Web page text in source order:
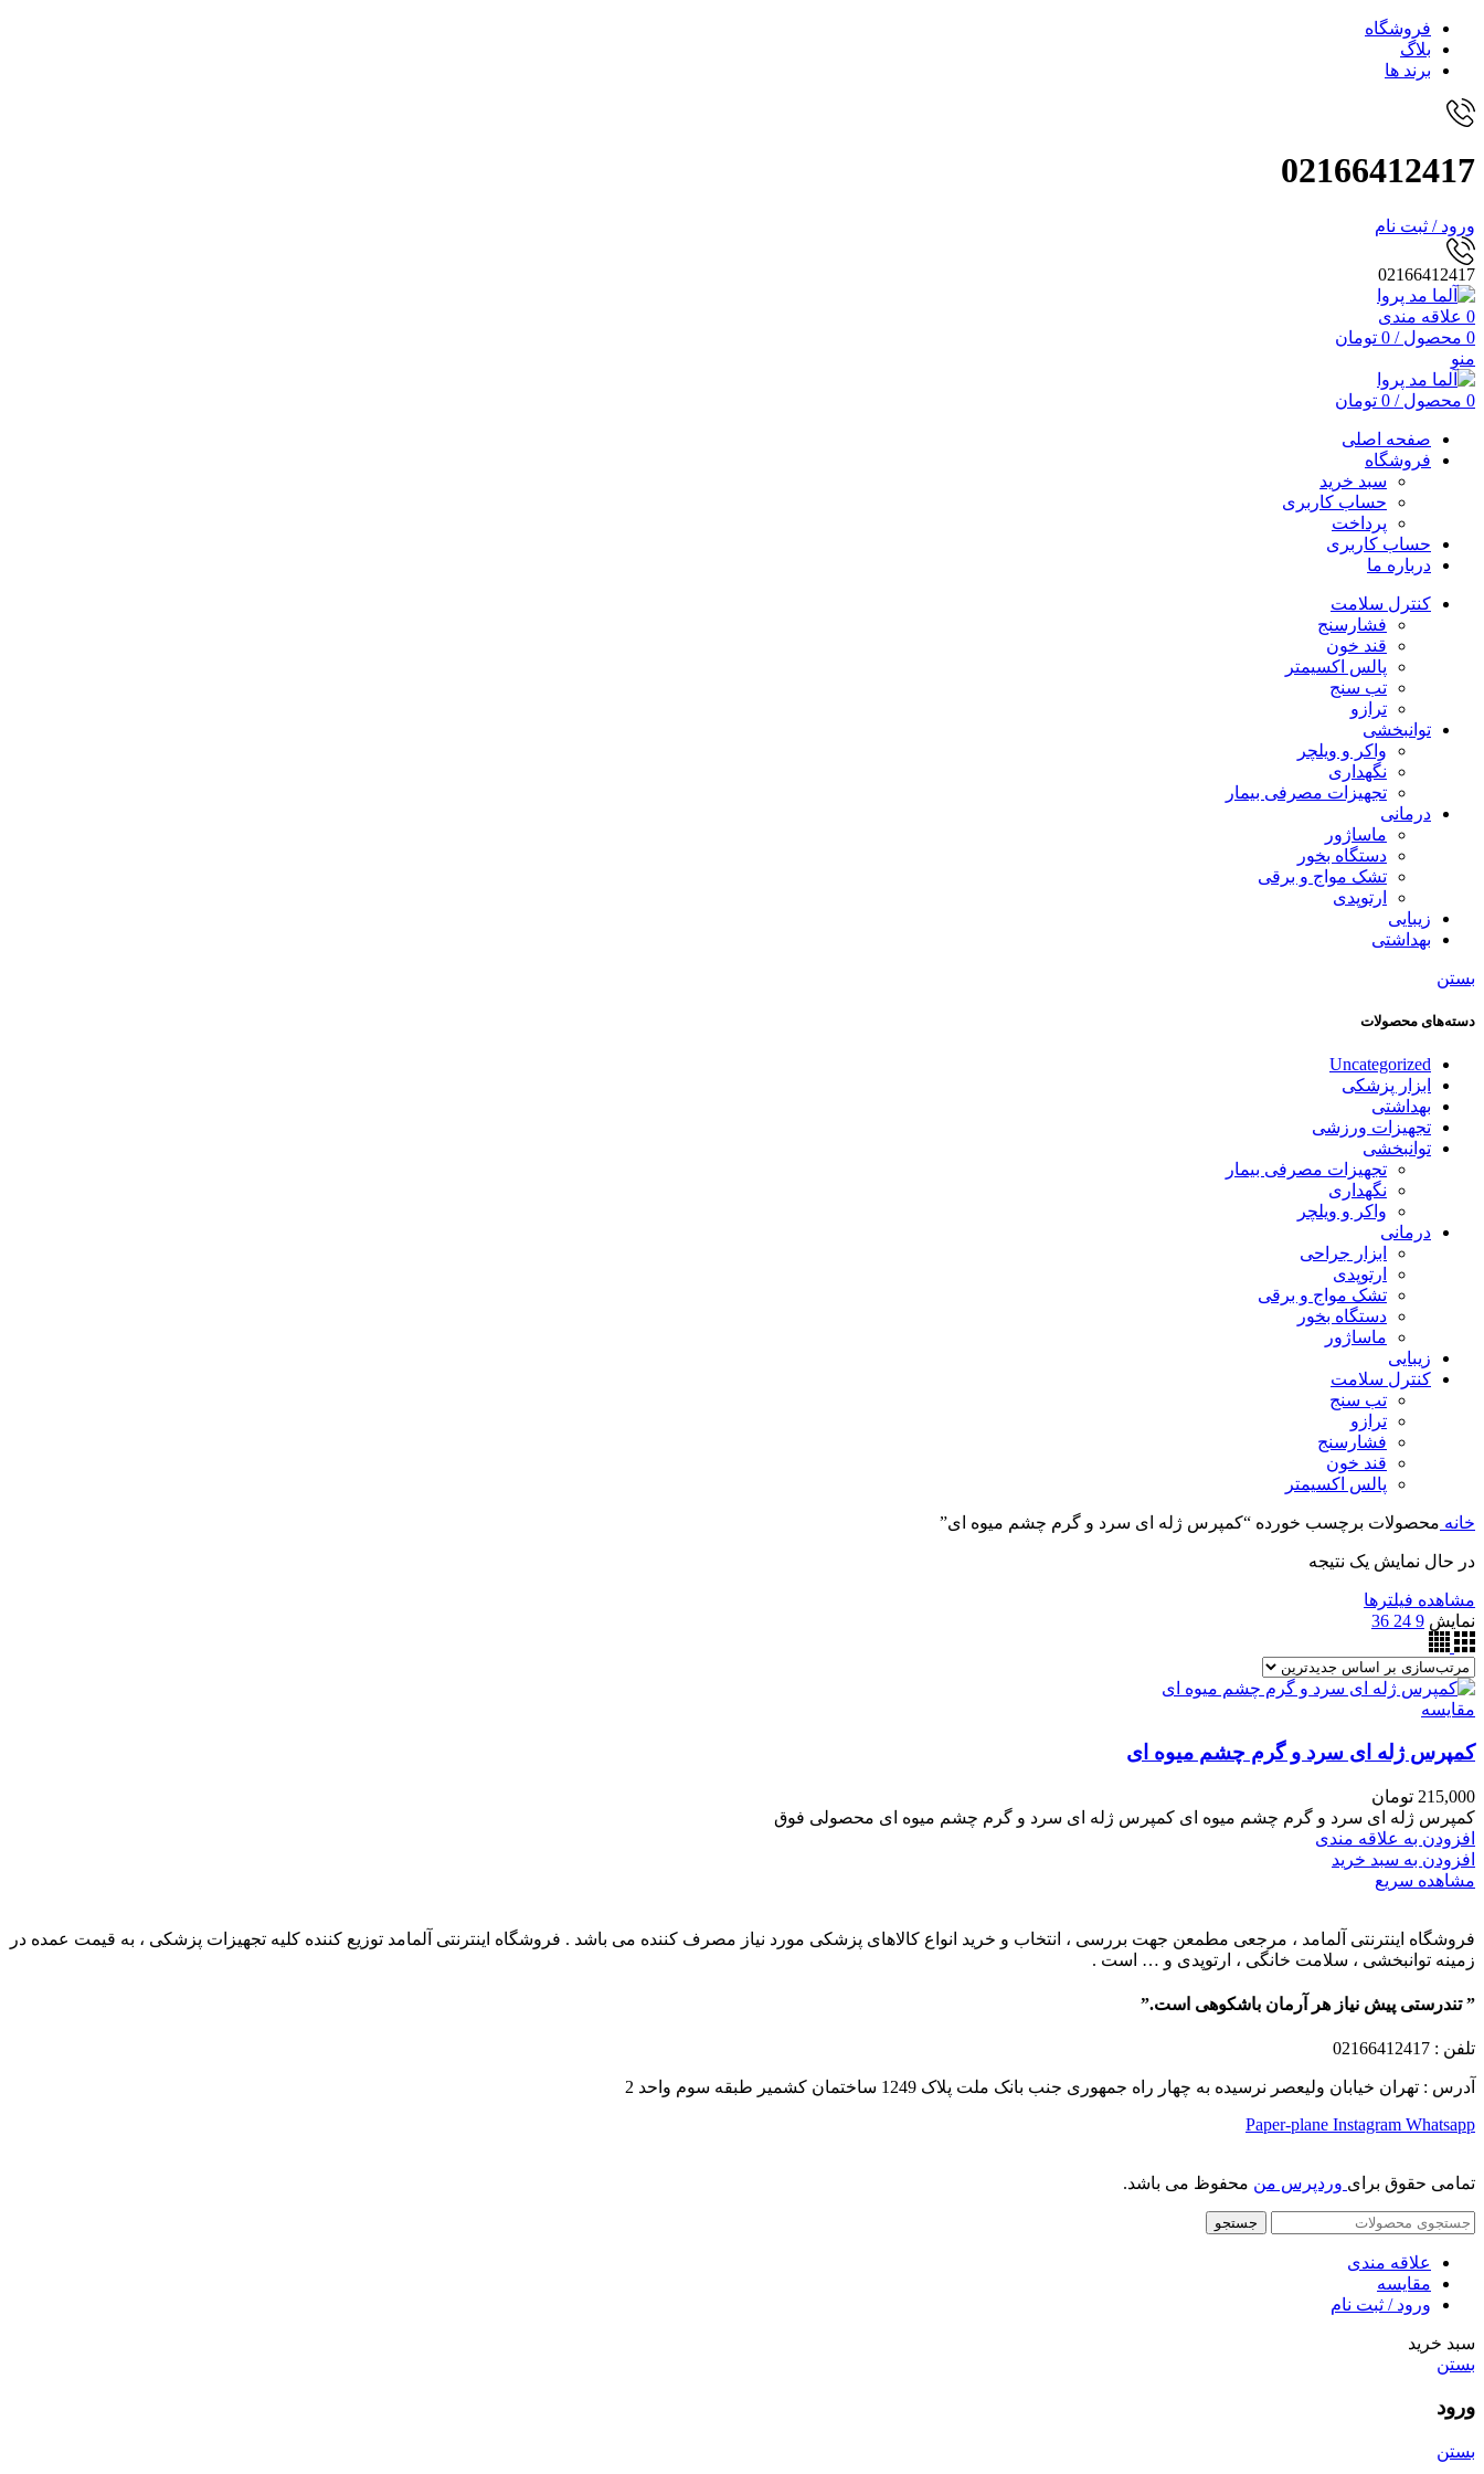
فروشگاه
بلاگ
برند ها
02166412417
ورود / ثبت نام
02166412417
0 علاقه مندی
0 محصول /
0 تومان
منو
0 محصول /
0 تومان
صفحه اصلی
فروشگاه
سبد خرید
حساب کاربری
پرداخت
حساب کاربری
درباره ما
کنترل سلامت
فشارسنج
قند خون
پالس اکسیمتر
تب سنج
ترازو
توانبخشی
واکر و ویلچر
نگهداری
تجهیزات مصرفی بیمار
درمانی
ماساژور
دستگاه بخور
تشک مواج و برقی
ارتوپدی
زیبایی
بهداشتی
بستن
دسته‌های محصولات
Uncategorized
ابزار پزشکی
بهداشتی
تجهیزات ورزشی
توانبخشی
تجهیزات مصرفی بیمار
نگهداری
واکر و ویلچر
درمانی
ابزار جراحی
ارتوپدی
تشک مواج و برقی
دستگاه بخور
ماساژور
زیبایی
کنترل سلامت
تب سنج
ترازو
فشارسنج
قند خون
پالس اکسیمتر
خانه محصولات برچسب خورده “کمپرس ژله ای سرد و گرم چشم میوه ای”
در حال نمایش یک نتیجه
مشاهده فیلترها
نمایش 9
24
36
مقایسه
کمپرس ژله ای سرد و گرم چشم میوه ای
215,000 تومان
کمپرس ژله ای سرد و گرم چشم میوه ای کمپرس ژله ای سرد و گرم چشم میوه ای محصولی فوق
افزودن به علاقه مندی
افزودن به سبد خرید
مشاهده سریع
فروشگاه اینترنتی آلمامد ، مرجعی مطمعن جهت بررسی ، انتخاب و خرید انواع کالاهای پزشکی مورد نیاز مصرف کننده می باشد . فروشگاه اینترنتی آلمامد توزیع کننده کلیه تجهیزات پزشکی ، به قیمت عمده در
زمینه توانبخشی ، سلامت خانگی ، ارتوپدی و … است .
” تندرستی پیش نیاز هر آرمان باشکوهی است.”
تلفن : 02166412417
آدرس : تهران خیابان ولیعصر نرسیده به چهار راه جمهوری جنب بانک ملت پلاک 1249 ساختمان کشمیر طبقه سوم واحد 2
Paper-plane Instagram Whatsapp
تمامی حقوق برای وردپرس من محفوظ می باشد.
جستجو
علاقه مندی
مقایسه
ورود / ثبت نام
سبد خرید
بستن
ورود
بستن